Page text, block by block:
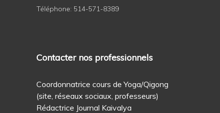
Téléphone: 514-571-8389
Contacter nos professionnels
Coordonnatrice cours de Yoga/Qigong
(site, réseaux sociaux, professeurs)
Rédactrice Journal Kaivalya